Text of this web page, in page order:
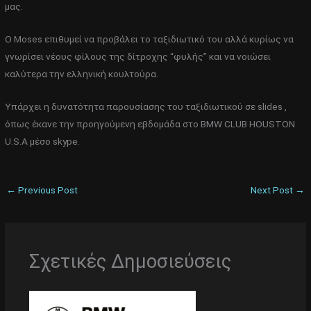
μας.
Ο Moses επιθυμεί να προβάλει το ταξιδιωτικό του αλλά κυρίως να
γνωρίσει νέους φίλους της δίτροχης “φυλής” και να νοιώσει
καλύτερα την ελληνική κουλτούρα.
Υπάρχει η δυνατότητα παρουσίασης του ταξιδιωτικού σε slides ,
όπως έκανε την προηγούμενη εβδομάδα στο BMW CLUB HOUSTON
U.S.A μέσο skype.
← Previous Post Next Post →
Σχετικές Δημοσιεύσεις